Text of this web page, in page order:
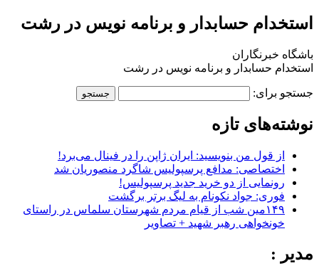
استخدام حسابدار و برنامه نویس در رشت
باشگاه خبرنگاران
استخدام حسابدار و برنامه نویس در رشت
جستجو برای:
نوشته‌های تازه
از قول من بنویسید: ایران ژاپن را در فینال می‌برد!
اختصاصی: مدافع پرسپولیس شاگرد منصوریان شد
رونمایی از دو خرید جدید پرسپولیس!
فوری: جواد نکونام به لیگ برتر برگشت
۱۴۹مین شب از قیام مردم شهرستان سلماس در راستای
خونخواهی رهبر شهید + تصاویر
مدیر :